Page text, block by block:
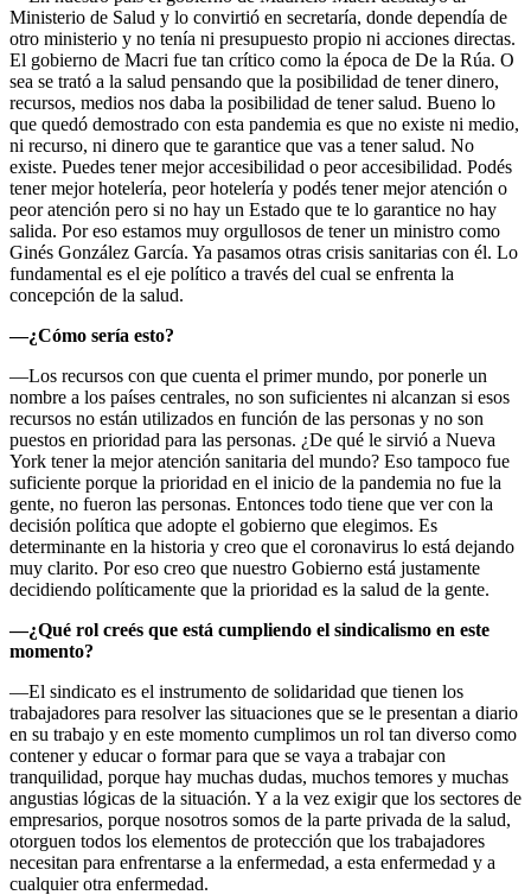
Ministerio de Salud y lo convirtió en secretaría, donde dependía de
otro ministerio y no tenía ni presupuesto propio ni acciones directas.
El gobierno de Macri fue tan crítico como la época de De la Rúa. O
sea se trató a la salud pensando que la posibilidad de tener dinero,
recursos, medios nos daba la posibilidad de tener salud. Bueno lo
que quedó demostrado con esta pandemia es que no existe ni medio,
ni recurso, ni dinero que te garantice que vas a tener salud. No
existe. Puedes tener mejor accesibilidad o peor accesibilidad. Podés
tener mejor hotelería, peor hotelería y podés tener mejor atención o
peor atención pero si no hay un Estado que te lo garantice no hay
salida. Por eso estamos muy orgullosos de tener un ministro como
Ginés González García. Ya pasamos otras crisis sanitarias con él. Lo
fundamental es el eje político a través del cual se enfrenta la
concepción de la salud.
—¿Cómo sería esto?
—Los recursos con que cuenta el primer mundo, por ponerle un
nombre a los países centrales, no son suficientes ni alcanzan si esos
recursos no están utilizados en función de las personas y no son
puestos en prioridad para las personas. ¿De qué le sirvió a Nueva
York tener la mejor atención sanitaria del mundo? Eso tampoco fue
suficiente porque la prioridad en el inicio de la pandemia no fue la
gente, no fueron las personas. Entonces todo tiene que ver con la
decisión política que adopte el gobierno que elegimos. Es
determinante en la historia y creo que el coronavirus lo está dejando
muy clarito. Por eso creo que nuestro Gobierno está justamente
decidiendo políticamente que la prioridad es la salud de la gente.
—¿Qué rol creés que está cumpliendo el sindicalismo en este
momento?
—El sindicato es el instrumento de solidaridad que tienen los
trabajadores para resolver las situaciones que se le presentan a diario
en su trabajo y en este momento cumplimos un rol tan diverso como
contener y educar o formar para que se vaya a trabajar con
tranquilidad, porque hay muchas dudas, muchos temores y muchas
angustias lógicas de la situación. Y a la vez exigir que los sectores de
empresarios, porque nosotros somos de la parte privada de la salud,
otorguen todos los elementos de protección que los trabajadores
necesitan para enfrentarse a la enfermedad, a esta enfermedad y a
cualquier otra enfermedad.